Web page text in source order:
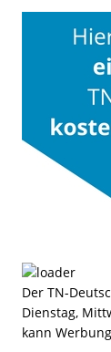
Der TN-
Dienstag,
kann